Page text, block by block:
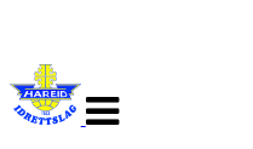
navigasjon